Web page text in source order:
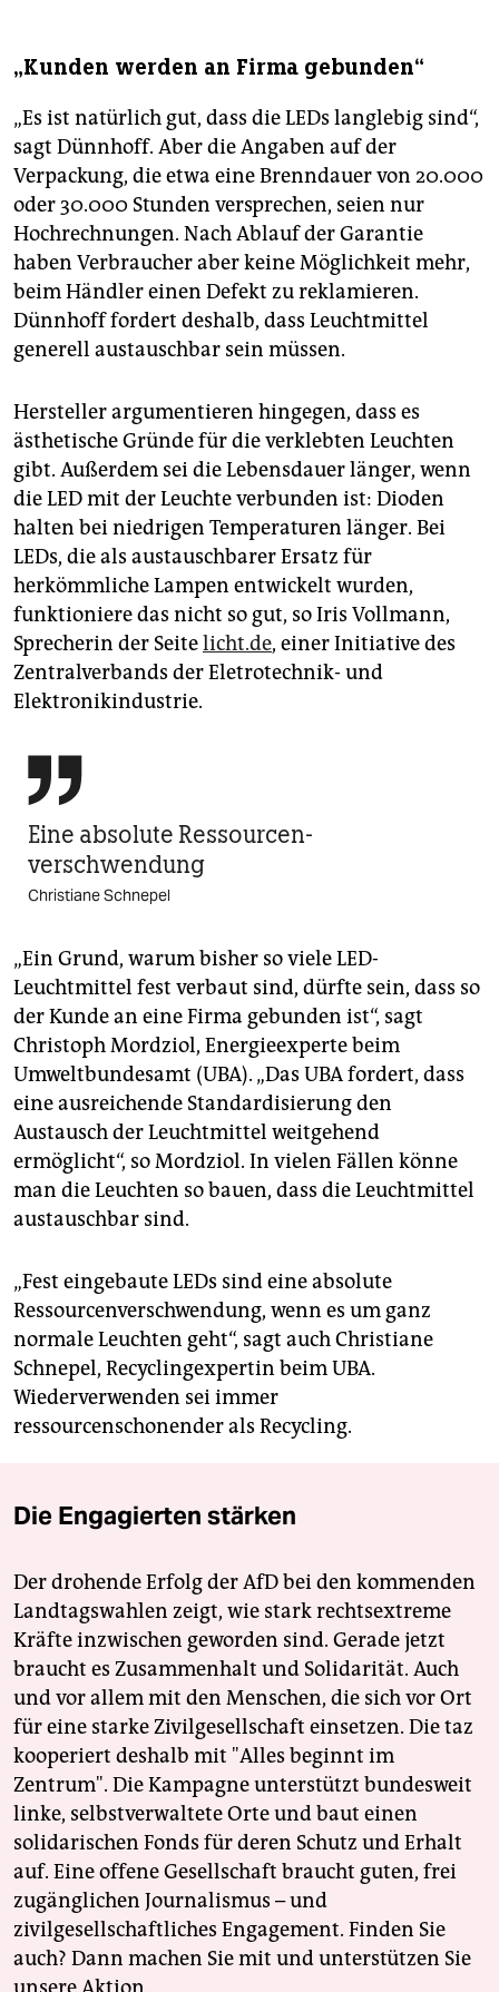
„Kunden werden an Firma gebunden“
„Es ist natürlich gut, dass die LEDs langlebig sind“,
sagt Dünnhoff. Aber die Angaben auf der
Verpackung, die etwa eine Brenndauer von 20.000
oder 30.000 Stunden versprechen, seien nur
Hochrechnungen. Nach Ablauf der Garantie
haben Verbraucher aber keine Möglichkeit mehr,
beim Händler einen Defekt zu reklamieren.
Dünnhoff fordert deshalb, dass Leuchtmittel
generell austauschbar sein müssen.
Hersteller argumentieren hingegen, dass es
ästhetische Gründe für die verklebten Leuchten
gibt. Außerdem sei die Lebensdauer länger, wenn
die LED mit der Leuchte verbunden ist: Dioden
halten bei niedrigen Temperaturen länger. Bei
LEDs, die als austauschbarer Ersatz für
herkömmliche Lampen entwickelt wurden,
funktioniere das nicht so gut, so Iris Vollmann,
Sprecherin der Seitelicht.de, einer Initiative des
Zentralverbands der Eletrotechnik- und
Elektronikindustrie.

Eine absolute ­Ressourcen-
verschwendung
Christiane Schnepel
„Ein Grund, warum bisher so viele LED-
Leuchtmittel fest verbaut sind, dürfte sein, dass so
der Kunde an eine Firma gebunden ist“, sagt
Christoph Mordziol, Energieexperte beim
Umweltbundesamt (UBA). „Das UBA fordert, dass
eine ausreichende Standardisierung den
Austausch der Leuchtmittel weitgehend
ermöglicht“, so Mordziol. In vielen Fällen könne
man die Leuchten so bauen, dass die Leuchtmittel
austauschbar sind.
„Fest eingebaute LEDs sind eine absolute
Ressourcenverschwendung, wenn es um ganz
normale Leuchten geht“, sagt auch Christiane
Schnepel, Recyclingexpertin beim UBA.
Wiederverwenden sei immer
ressourcenschonender als Recycling.
Die Engagierten stärken
Der drohende Erfolg der AfD bei den kommenden
Landtagswahlen zeigt, wie stark rechtsextreme
Kräfte inzwischen geworden sind. Gerade jetzt
braucht es Zusammenhalt und Solidarität. Auch
und vor allem mit den Menschen, die sich vor Ort
für eine starke Zivilgesellschaft einsetzen. Die taz
kooperiert deshalb mit "Alles beginnt im
Zentrum". Die Kampagne unterstützt bundesweit
linke, selbstverwaltete Orte und baut einen
solidarischen Fonds für deren Schutz und Erhalt
auf. Eine offene Gesellschaft braucht guten, frei
zugänglichen Journalismus – und
zivilgesellschaftliches Engagement. Finden Sie
auch? Dann machen Sie mit und unterstützen Sie